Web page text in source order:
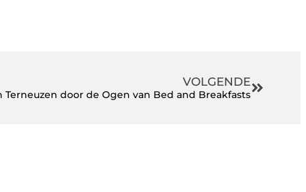
VOLGENDE
door de Ogen van Bed and Breakfasts